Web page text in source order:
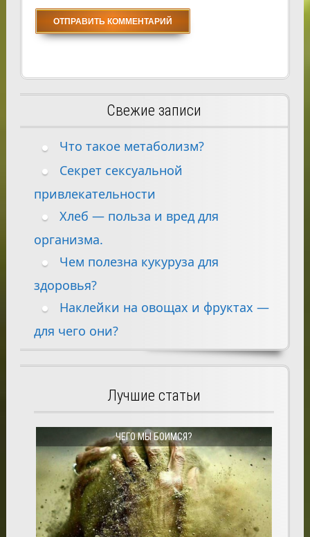
Свежие записи
Что такое метаболизм?
Секрет сексуальной
привлекательности
Хлеб — польза и вред для
организма.
Чем полезна кукуруза для
здоровья?
Наклейки на овощах и фруктах —
для чего они?
Лучшие статьи
ЧЕГО МЫ БОИМСЯ?